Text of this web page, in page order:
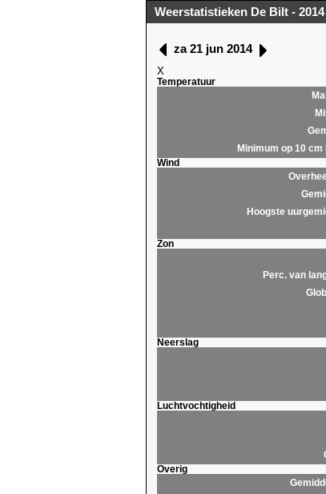
Weerstatistieken De Bilt - 2014
za 21 jun 2014
X
Temperatuur
Minimum op 10 cm
Wind
Hoogste
Zon
Perc. van
Neerslag
Luchtvochtigheid
Overig